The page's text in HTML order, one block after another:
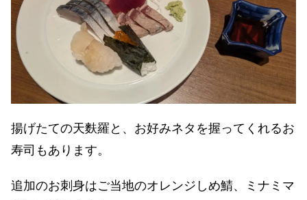
揚げたての天麩羅と、お好みネタを握ってくれるお
寿司もあります。
追加のお刺身はご当地のオレンジしめ鯖、ミナミマ